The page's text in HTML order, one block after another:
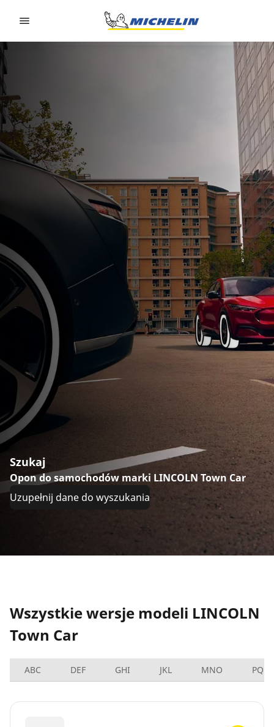
Szukaj
Opon do samochodów marki LINCOLN Town Car
Uzupełnij dane do wyszukania
Wszystkie wersje modeli LINCOLN
Town Car
ABC DEF GHI JKL MNO PQRS